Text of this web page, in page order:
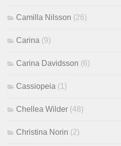
Camilla Nilsson (26)
Carina (9)
Carina Davidsson (6)
Cassiopeia (1)
Chellea Wilder (48)
Christina Norin (2)